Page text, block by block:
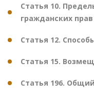
Статья 10.
гражданских прав
Статья 12.
Статья 15.
Статья 196.